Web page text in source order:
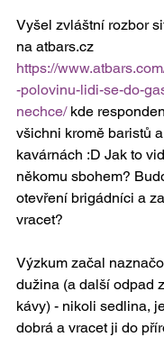
Vyšel zvláštní rozbor
na atbars.cz
https://
-polovinu-lidi-se-do-
nechce/ kde
všichni kromě baristů
kavárnách :D Jak to
někomu sbohem?
otevření brigádníci a
vracet?
Výzkum začal
dužina (a další odpad
kávy) - nikoli sedlina,
dobrá a vracet ji do